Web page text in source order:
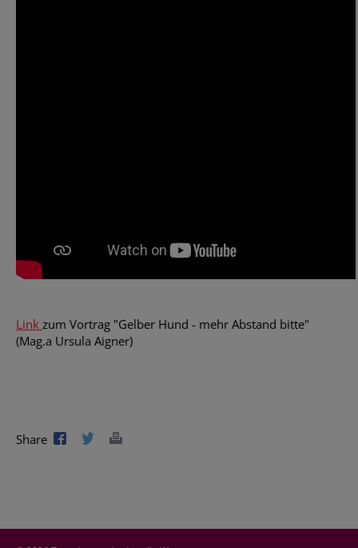
Link zum Vortrag "Gelber Hund - mehr Abstand bitte"
(Mag.a Ursula Aigner)
Share